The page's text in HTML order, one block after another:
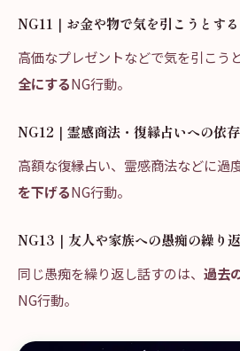
NG11｜お金や物で気を引こうとする
高価なプレゼントなどで気を引こう
全にするNG行動。
NG12｜霊感商法・復縁占いへの依存
高額な復縁占い、霊感商法などに過
を下げるNG行動。
NG13｜友人や家族への愚痴の繰り
同じ愚痴を繰り返し話すのは、 過去
NG行動。